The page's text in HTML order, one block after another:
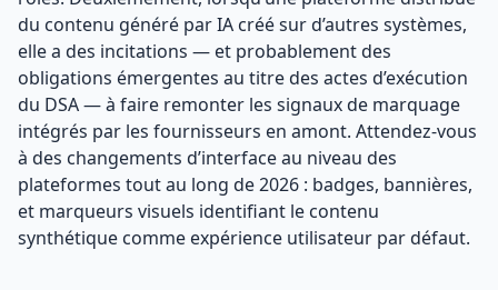
du contenu généré par IA créé sur d’autres systèmes,
elle a des incitations — et probablement des
obligations émergentes au titre des actes d’exécution
du DSA — à faire remonter les signaux de marquage
intégrés par les fournisseurs en amont. Attendez-vous
à des changements d’interface au niveau des
plateformes tout au long de 2026 : badges, bannières,
et marqueurs visuels identifiant le contenu
synthétique comme expérience utilisateur par défaut.